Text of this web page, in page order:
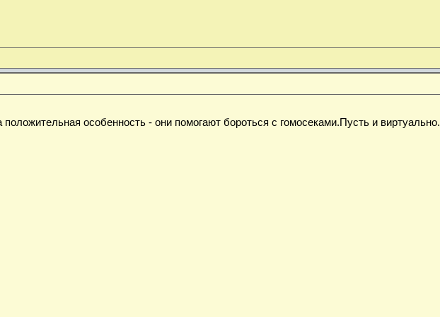
особенность - они помогают бороться с гомосеками.Пусть и виртуально.